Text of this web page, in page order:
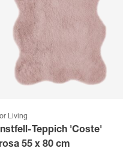
Living
Teppich 'Coste'
55 x 80 cm